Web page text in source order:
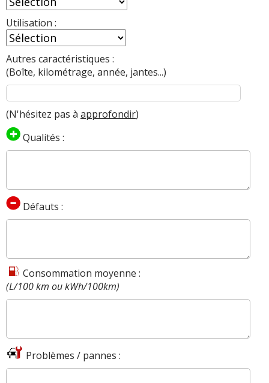
Utilisation :
Autres caractéristiques :
(Boîte, kilométrage, année, jantes...)
(N'hésitez pas à approfondir)
Qualités :
Défauts :
Consommation moyenne :
(L/100 km ou kWh/100km)
Problèmes / pannes :